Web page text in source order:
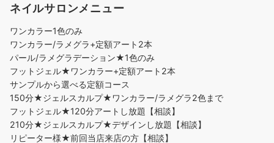
ネイルサロンメニュー
ワンカラー1色のみ
ワンカラー/ラメグラ+定額アート2本
パール/ラメグラデーション★1色のみ
フットジェル★ワンカラー+定額アート2本
サンプルから選べる定額コース
150分★ジェルスカルプ★ワンカラー/ラメグラ2色まで
フットジェル★120分アートし放題【相談】
210分★ジェルスカルプ★デザインし放題【相談】
リピーター様★前回当店来店の方【相談】